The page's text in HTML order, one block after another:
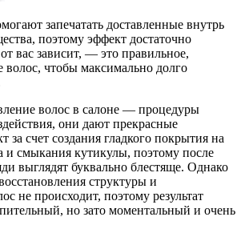
запечатать доставленные внутрь
поэтому эффект достаточно
вас зависит, — это правильное,
чтобы максимально долго
волос в салоне — процедуры
они дают прекрасные
за счет создания гладкого покрытия на
и смыкания кутикулы, поэтому после
выглядят буквально блестяще. Однако
структуры и
не происходит, поэтому результат
но зато моментальный и очень